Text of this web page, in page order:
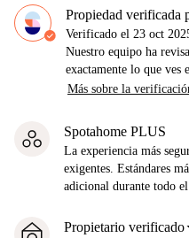
Propiedad verificada
Verificado el 23 oct
Nuestro equipo ha
exactamente lo que ves
Más sobre la
Spotahome PLUS
La experiencia más
exigentes. Estándares
adicional durante todo
Propietario verificado